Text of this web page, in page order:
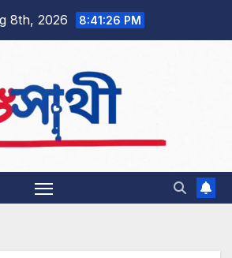
8th, 2026 8:41:27 PM